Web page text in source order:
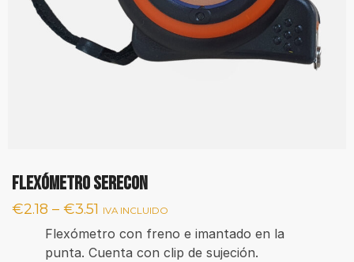
Flexómetro Serecon
€2.18 – €3.51 IVA INCLUIDO
Flexómetro con freno e imantado en la
punta. Cuenta con clip de sujeción.